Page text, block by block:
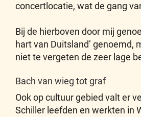
concertlocatie, wat de gang
Bij de hierboven door mij
hart van Duitsland’
niet te vergeten de zeer lage
Bach van wieg tot graf
Ook op cultuur gebied valt er
Schiller leefden en werkten in